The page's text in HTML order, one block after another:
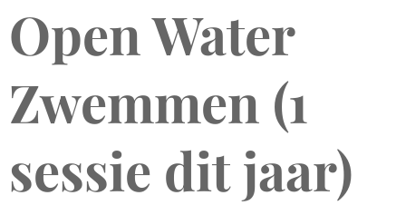
Open Water
Zwemmen (1
sessie dit jaar)